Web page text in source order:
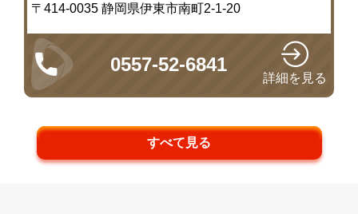
〒414-0035 静岡県伊東市南町2-1-20
0557-52-6841
詳細を見る
すべて見る